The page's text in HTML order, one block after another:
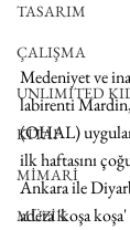
TASARIM
ÇALIŞMA
UNLIMITED
KİTAP
MİMARİ
MÜZİK
Medeniyet ve
labirenti
(OHAL)
ilk haftasını
Ankara ile
adeta 'koşa